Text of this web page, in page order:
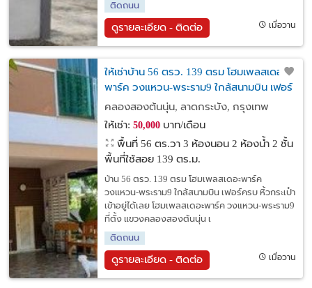
ติดถนน
ดูรายละเอียด - ติดต่อ เมื่อวาน
ให้เช่าบ้าน 56 ตรว. 139 ตรม โฮมเพลสเดอะ
พาร์ค วงแหวน-พระราม9 ใกล้สนามบิน เฟอร์
ครบ หิ้วกระเป๋าเข้าอยู่ได้เลย
คลองสองต้นนุ่น, ลาดกระบัง, กรุงเทพ
ให้เช่า: 50,000บาท/เดือน
พื้นที่ 56 ตร.วา 3 ห้องนอน 2 ห้องน้ำ 2 ชั้น
พื้นที่ใช้สอย 139 ตร.ม.
บ้าน 56 ตรว. 139 ตรม โฮมเพลสเดอะพาร์ค
วงแหวน-พระราม9 ใกล้สนามบิน เฟอร์ครบ หิ้วกระเป๋า
เข้าอยู่ได้เลย โฮมเพลสเดอะพาร์ค วงแหวน-พระราม9
ที่ตั้ง แขวงคลองสองต้นนุ่น เ
ติดถนน
ดูรายละเอียด - ติดต่อ เมื่อวาน